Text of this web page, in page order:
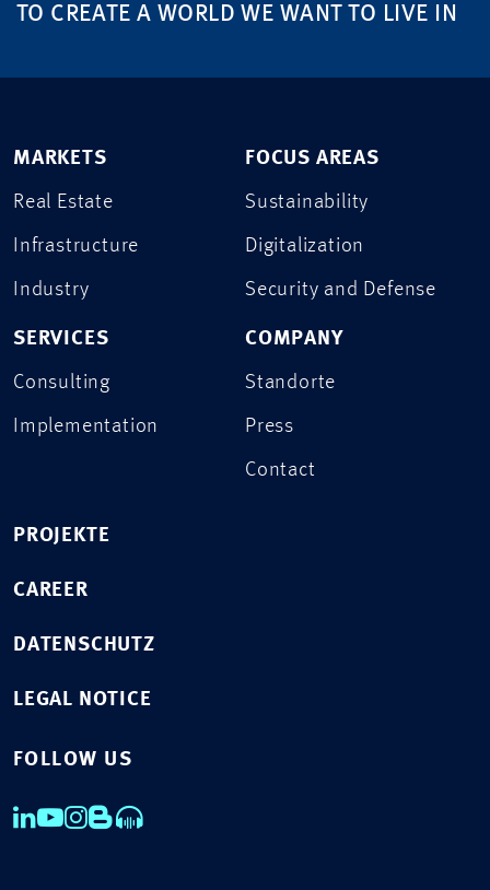
TO CREATE A WORLD WE WANT TO LIVE IN
MARKETS
Real Estate
Infrastructure
Industry
SERVICES
Consulting
Implementation
FOCUS AREAS
Sustainability
Digitalization
Security and Defense
COMPANY
Standorte
Press
Contact
PROJEKTE
CAREER
DATENSCHUTZ
LEGAL NOTICE
FOLLOW US